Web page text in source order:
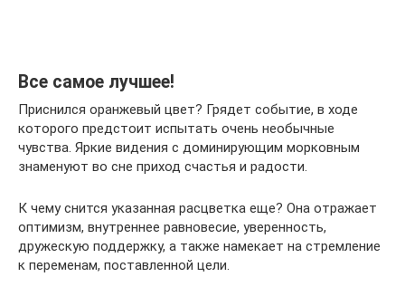
Все самое лучшее!
Приснился оранжевый цвет? Грядет событие, в ходе
которого предстоит испытать очень необычные
чувства. Яркие видения с доминирующим морковным
знаменуют во сне приход счастья и радости.
К чему снится указанная расцветка еще? Она отражает
оптимизм, внутреннее равновесие, уверенность,
дружескую поддержку, а также намекает на стремление
к переменам, поставленной цели.